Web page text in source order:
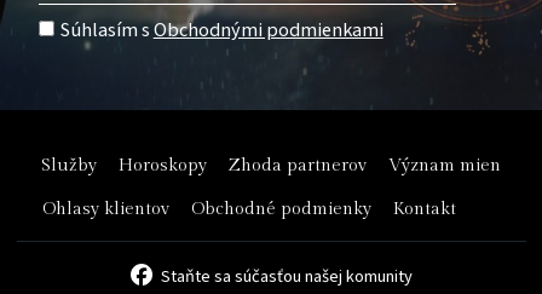
Súhlasím sObchodnými podmienkami
Služby Horoskopy Zhoda partnerov Význam mien
Ohlasy klientov Obchodné podmienky Kontakt
Staňte sa súčasťou našej komunity